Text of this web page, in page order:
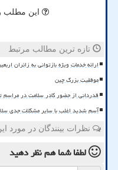
این مطلب
تازه ترین مطالب مرتبط
ارائه خدمات ویژه بازتوانی به زائران
موفقیت بزرگ چین
قدردانی از حضور کادر سلامت در
آسم شدید اغلب با سایر مشکلات جدی
نظرات بینندگان در مورد
لطفا شما همنظر دهید